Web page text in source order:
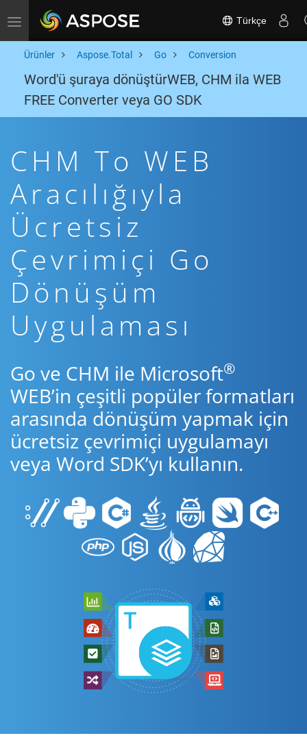
Toggle navigation Türkçe
Ürünler Aspose.Total Go Conversion
Word'ü şuraya dönüştürWEB, CHM ila WEB
FREE Converter veya GO SDK
CHM To WEB
Aracılığıyla
Ücretsiz
Çevrimiçi Go
Dönüşüm
Uygulaması
Go ve CHM ile Microsoft®
WEB’in çeşitli popüler formatları
arasında dönüşüm yapmak için
ücretsiz çevrimiçi uygulamayı
veya Word SDK’yı kullanın.